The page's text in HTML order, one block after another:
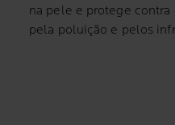
na pele e protege contra
pela poluição e pelos